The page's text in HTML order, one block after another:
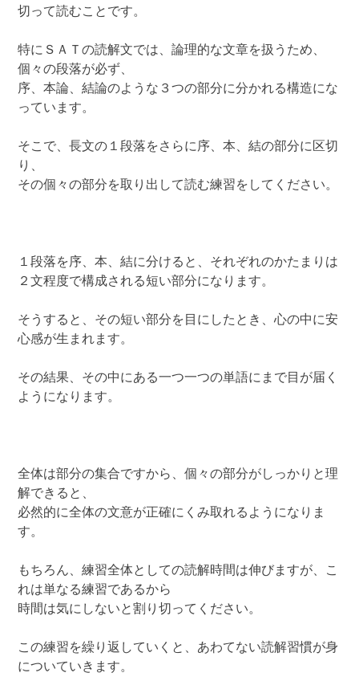
切って読むことです。
特にＳＡＴの読解文では、論理的な文章を扱うため、
個々の段落が必ず、
序、本論、結論のような３つの部分に分かれる構造にな
っています。
そこで、長文の１段落をさらに序、本、結の部分に区切
り、
その個々の部分を取り出して読む練習をしてください。
１段落を序、本、結に分けると、それぞれのかたまりは
２文程度で構成される短い部分になります。
そうすると、その短い部分を目にしたとき、心の中に安
心感が生まれます。
その結果、その中にある一つ一つの単語にまで目が届く
ようになります。
全体は部分の集合ですから、個々の部分がしっかりと理
解できると、
必然的に全体の文意が正確にくみ取れるようになりま
す。
もちろん、練習全体としての読解時間は伸びますが、こ
れは単なる練習であるから
時間は気にしないと割り切ってください。
この練習を繰り返していくと、あわてない読解習慣が身
についていきます。